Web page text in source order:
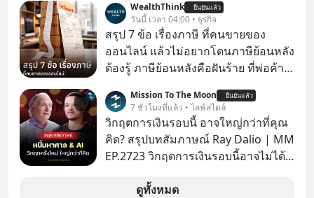
1 เดือนที่ผ่านมา แต่ความจริงคือทั่วโลก
ยังเดินหน้าลงทุน AI อย่างต่อเนื่อง ซึ่ง
ต้องการโครงสร้างพื้นฐานด้าน AI
จำนวนมาก ตั้งแต่เมโมรีชิป เก็บข้อมูล
ยันระบบไฟฟ้า และระบายความร้อน
WealthThink ยืนยันแล้ว
วันนี้ เวลา 04:00 • ธุรกิจ
สรุป 7 ข้อ เรื่องภาษี ที่คนขายของ
ออนไลน์ แล้วไม่อยากโดนภาษีย้อนหลัง
ต้องรู้ ภาษีย้อนหลังคือฝันร้าย ที่พ่อค้า
Mission To The Moon ยืนยันแล้ว
7 ชั่วโมงที่แล้ว • ไลฟ์สไตล์
วิกฤตการเงินรอบนี้ อาจใหญ่กว่าที่คุณ
คิด? สรุปบทสัมภาษณ์ Ray Dalio | MM
EP.2723 วิกฤตการเงินรอบนี้อาจไม่ได้
Dalio ชายผู้เคยทำนายวิกฤตเศรษฐกิจ
ดูทั้งหมด